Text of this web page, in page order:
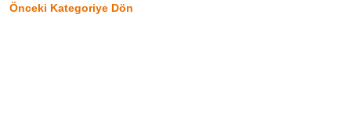
Önceki Kategoriye Dön